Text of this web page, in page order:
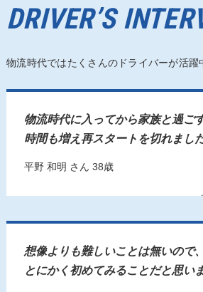
DRIVER’S
物流時代ではたくさんのドライバーが活
物流時代に入ってから家族と過ご
時間も増え再スタートを切れました
平野 和明 さん 38歳
想像よりも難しいことは無いので、
とにかく初めてみることだと思いま